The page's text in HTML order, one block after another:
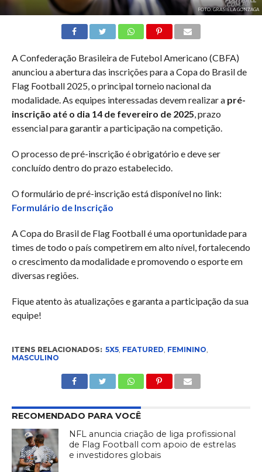
FOTO: GRASIELA GONZAGA
A Confederação Brasileira de Futebol Americano (CBFA)
anunciou a abertura das inscrições para a Copa do Brasil de
Flag Football 2025, o principal torneio nacional da
modalidade. As equipes interessadas devem realizar a pré-
inscrição até o dia 14 de fevereiro de 2025, prazo
essencial para garantir a participação na competição.
O processo de pré-inscrição é obrigatório e deve ser
concluído dentro do prazo estabelecido.
O formulário de pré-inscrição está disponível no link:
Formulário de Inscrição
A Copa do Brasil de Flag Football é uma oportunidade para
times de todo o país competirem em alto nível, fortalecendo
o crescimento da modalidade e promovendo o esporte em
diversas regiões.
Fique atento às atualizações e garanta a participação da sua
equipe!
ITENS RELACIONADOS: 5X5, FEATURED, FEMININO,
MASCULINO
RECOMENDADO PARA VOCÊ
NFL anuncia criação de liga profissional
de Flag Football com apoio de estrelas
e investidores globais